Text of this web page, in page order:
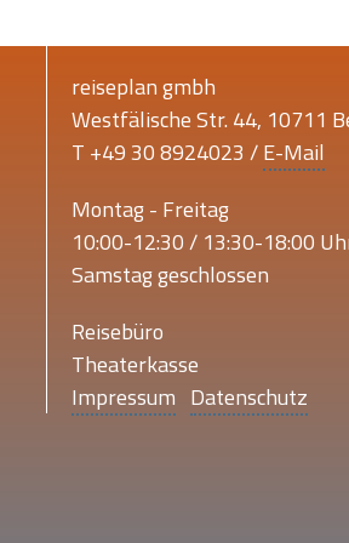
reiseplan gmbh
Westfälische Str. 44, 10711
T +49 30 8924023 /E-Mail
Montag - Freitag
10:00-12:30 / 13:30-18:00
Samstag geschlossen
Reisebüro
Theaterkasse
Impressum Datenschutz